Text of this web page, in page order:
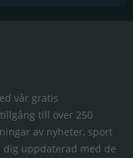
vår gratis
till över 250
av nyheter, sport
dig uppdaterad med de